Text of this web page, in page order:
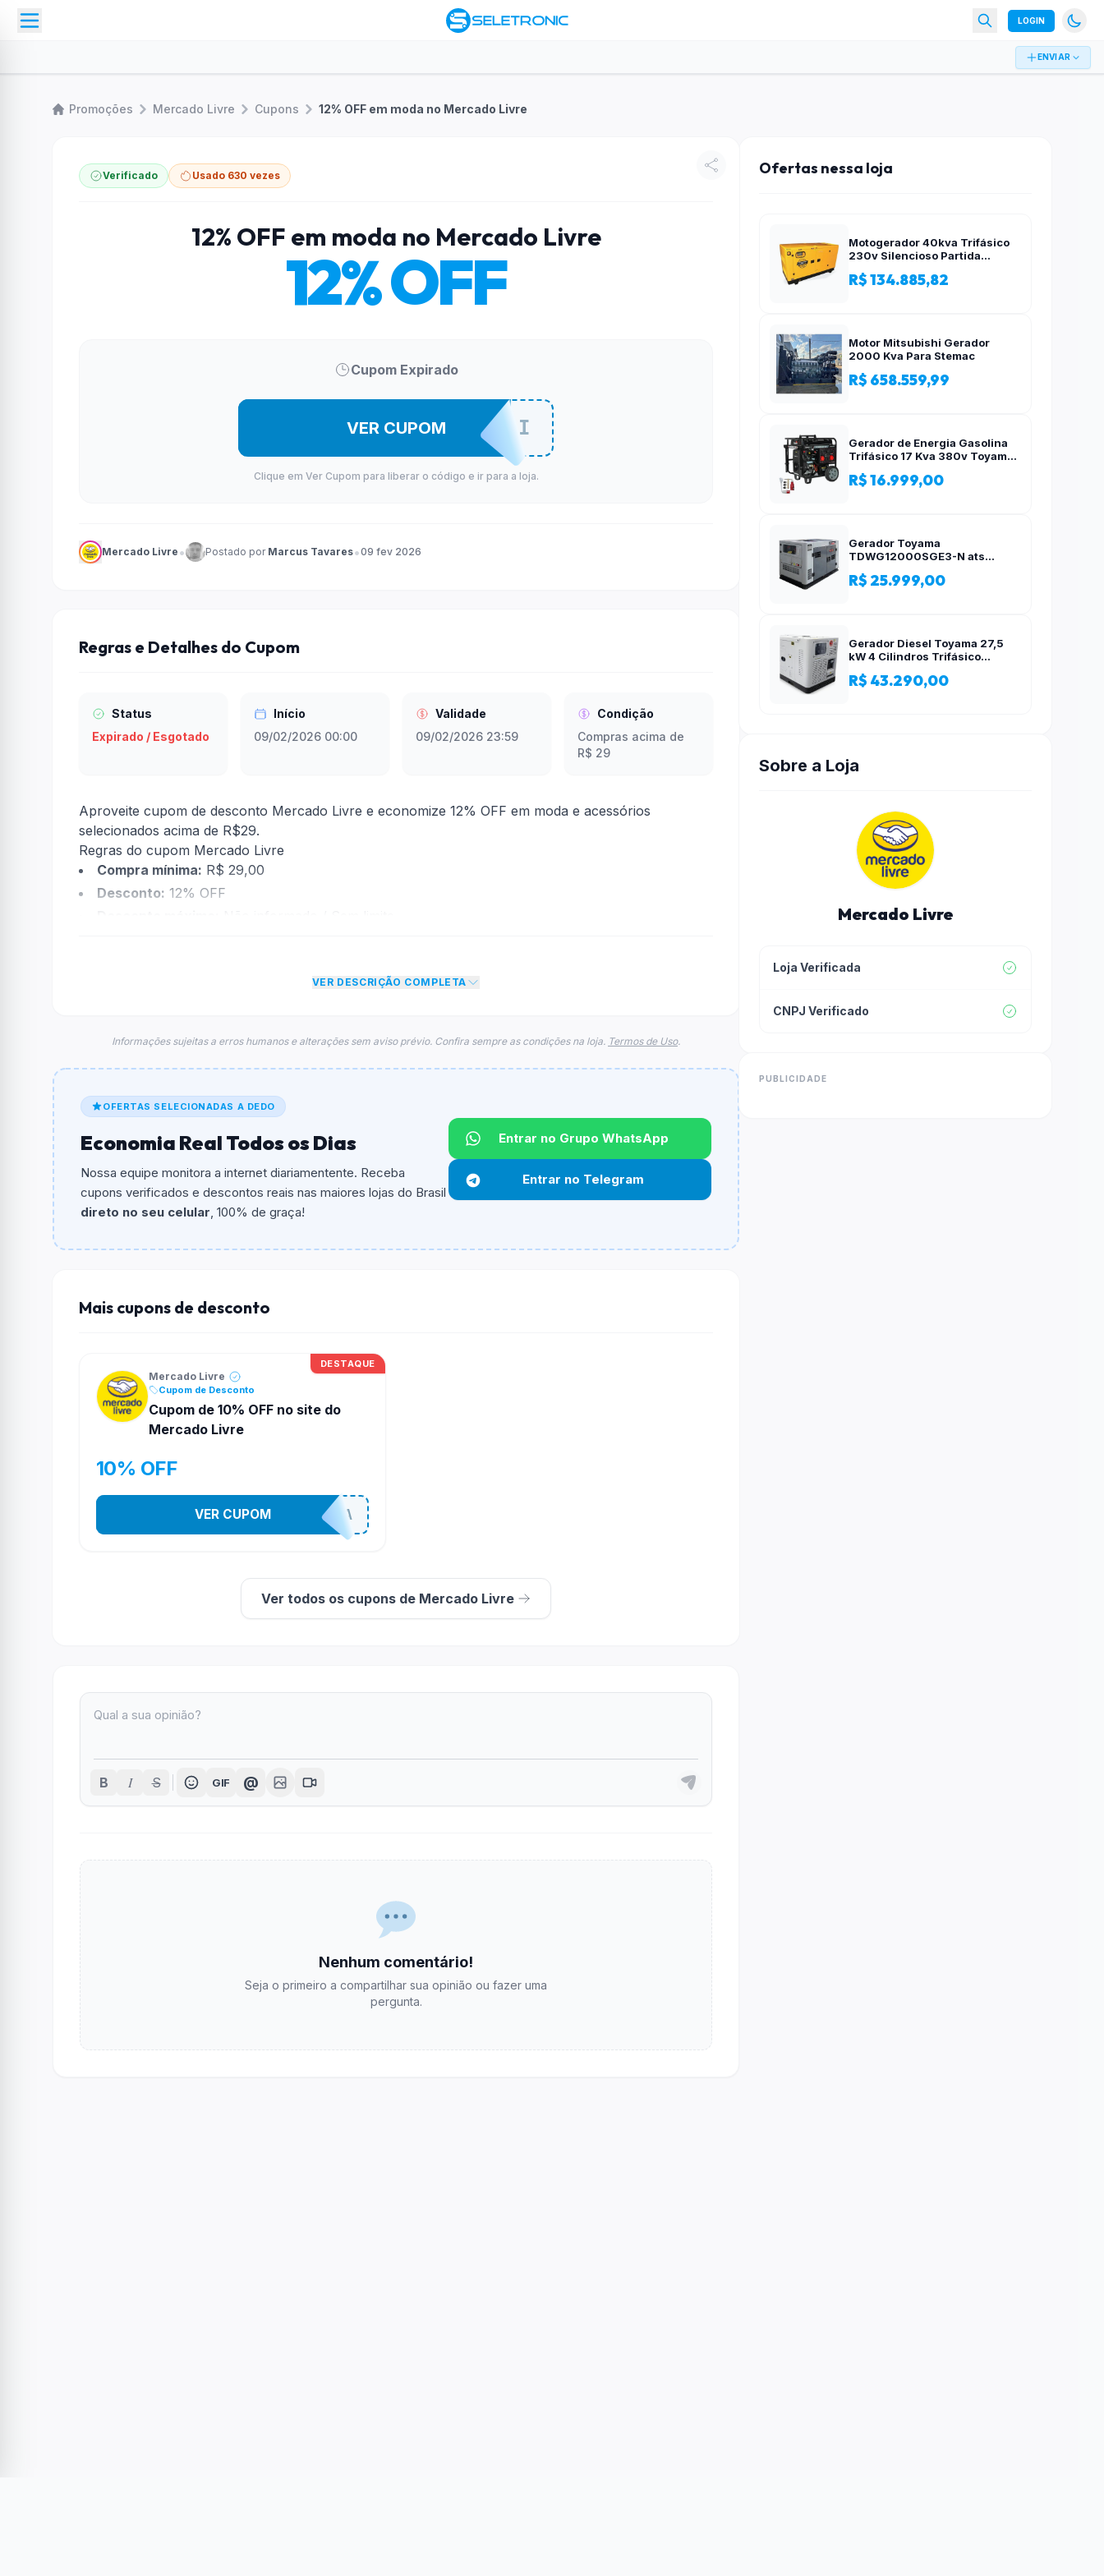
LOGIN
ENVIAR
Promoções Mercado Livre Cupons 12% OFF em moda no Mercado Livre
Verificado Usado 630 vezes
12% OFF em moda no Mercado Livre
12% OFF
Cupom Expirado
MODANOMELI
VER CUPOM
Clique em Ver Cupom para liberar o código e ir para a loja.
Mercado Livre • Postado por Marcus Tavares•09 fev 2026
Regras e Detalhes do Cupom
Status
Expirado / Esgotado
Início
09/02/2026 00:00
Validade
09/02/2026 23:59
Condição
Compras acima de
R$ 29
Aproveite cupom de desconto Mercado Livre e economize 12% OFF em moda e acessórios
selecionados acima de R$29.
Regras do cupom Mercado Livre
Compra mínima: R$ 29,00
Desconto: 12% OFF
dará um desconto de 12% no total do carrinho, não foram
econtradas informações sobre restrição de teto máximo para esse cupom.
O cupom dá12% OFFem compras.
Qual é o valor minimo de compra?
O valor minimo de compra é R$ 29,00.
Qual é o desconto máximo?
Não informado ou sem limite.
Funciona em qualquer produto?
podem não aceitar cupons.
VER DESCRIÇÃO COMPLETA
Informações sujeitas a erros humanos e alterações sem aviso prévio. Confira sempre as condições na loja. Termos de Uso.
OFERTAS SELECIONADAS A DEDO
Economia Real Todos os Dias
Nossa equipe monitora a internet diariamentente. Receba
cupons verificados e descontos reais nas maiores lojas do Brasil
direto no seu celular, 100% de graça!
Entrar no Grupo WhatsApp
Entrar no Telegram
Mais cupons de desconto
DESTAQUE
Mercado Livre
Cupom de Desconto
Cupom de 10% OFF no site do
Mercado Livre
10% OFF
TODEBOA
VER CUPOM
Ver todos os cupons de Mercado Livre
B I S GIF @
Nenhum comentário!
Seja o primeiro a compartilhar sua opinião ou fazer uma
pergunta.
Ofertas nessa loja
Motogerador 40kva Trifásico
230v Silencioso Partida
R$ 134.885,82
Motor Mitsubishi Gerador
2000 Kva Para Stemac
R$ 658.559,99
Gerador de Energia Gasolina
Trifásico 17 Kva 380v Toyama
R$ 16.999,00
Gerador Toyama
TDWG12000SGE3-N ats
R$ 25.999,00
Gerador Diesel Toyama 27,5
kW 4 Cilindros Trifásico
R$ 43.290,00
Sobre a Loja
Mercado Livre
Loja Verificada
CNPJ Verificado
PUBLICIDADE